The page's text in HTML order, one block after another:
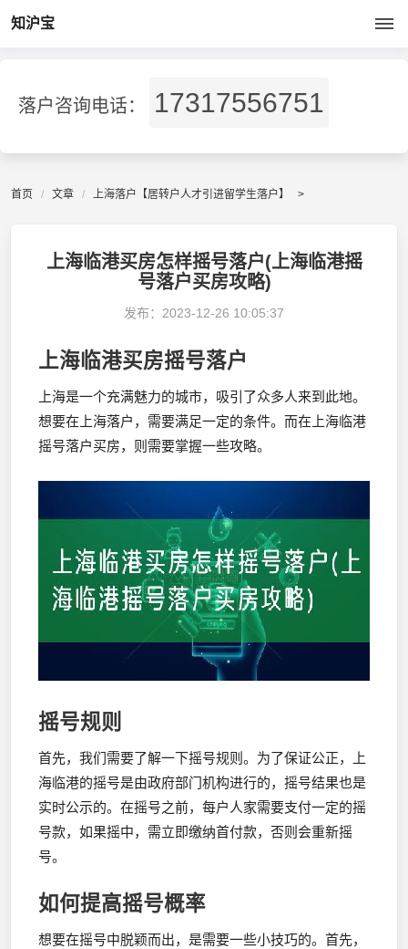
知沪宝
落户咨询电话： 17317556751
首页 文章 上海落户【居转户人才引进留学生落户】 >
上海临港买房怎样摇号落户(上海临港摇
号落户买房攻略)
发布： 2023-12-26 10:05:37
上海临港买房摇号落户
上海是一个充满魅力的城市，吸引了众多人来到此地。
想要在上海落户，需要满足一定的条件。而在上海临港
摇号落户买房，则需要掌握一些攻略。
摇号规则
首先，我们需要了解一下摇号规则。为了保证公正，上
海临港的摇号是由政府部门机构进行的，摇号结果也是
实时公示的。在摇号之前，每户人家需要支付一定的摇
号款，如果摇中，需立即缴纳首付款，否则会重新摇
号。
如何提高摇号概率
想要在摇号中脱颖而出，是需要一些小技巧的。首先，